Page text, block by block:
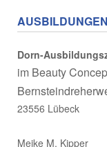
AUSBILDUNGEN
Dorn-
im Beauty
23556 Lübeck
Meike M. Kipper